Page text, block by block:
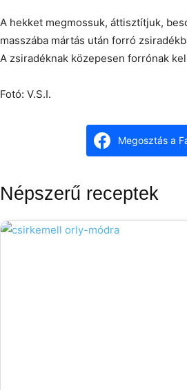
A hekket megmossuk, áttisztítjuk,
masszába mártás után forró
A zsiradéknak közepesen forrónak
Fotó: V.S.I.
Megosztás a
Népszerű receptek